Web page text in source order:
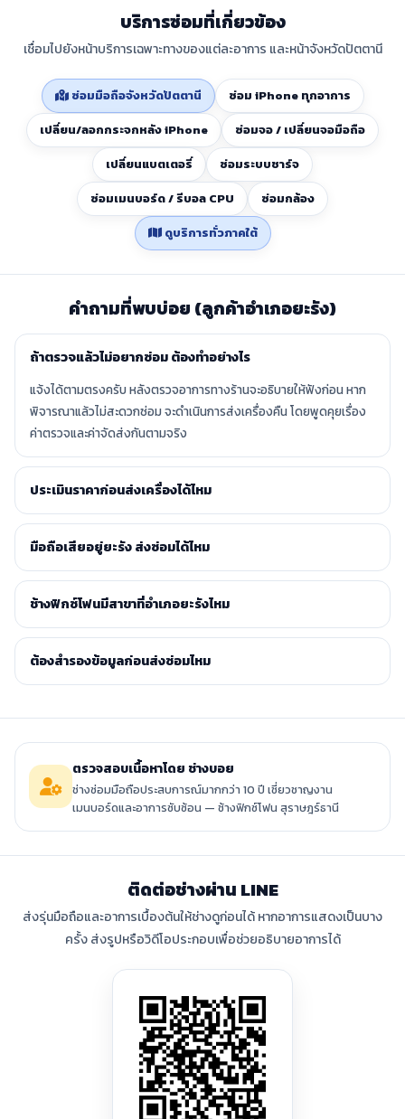
บริการซ่อมที่เกี่ยวข้อง
เชื่อมไปยังหน้าบริการเฉพาะทางของแต่ละอาการ และหน้าจังหวัดปัตตานี
ซ่อมมือถือจังหวัดปัตตานี
ซ่อม iPhone ทุกอาการ
เปลี่ยน/ลอกกระจกหลัง iPhone
ซ่อมจอ / เปลี่ยนจอมือถือ
เปลี่ยนแบตเตอรี่
ซ่อมระบบชาร์จ
ซ่อมเมนบอร์ด / รีบอล CPU
ซ่อมกล้อง
ดูบริการทั่วภาคใต้
คำถามที่พบบ่อย (ลูกค้าอำเภอยะรัง)
ถ้าตรวจแล้วไม่อยากซ่อม ต้องทำอย่างไร
แจ้งได้ตามตรงครับ หลังตรวจอาการทางร้านจะอธิบายให้ฟังก่อน หาก
พิจารณาแล้วไม่สะดวกซ่อม จะดำเนินการส่งเครื่องคืน โดยพูดคุยเรื่อง
ค่าตรวจและค่าจัดส่งกันตามจริง
ประเมินราคาก่อนส่งเครื่องได้ไหม
มือถือเสียอยู่ยะรัง ส่งซ่อมได้ไหม
ช้างฟิกซ์โฟนมีสาขาที่อำเภอยะรังไหม
ต้องสำรองข้อมูลก่อนส่งซ่อมไหม
ตรวจสอบเนื้อหาโดย ช่างบอย
ช่างซ่อมมือถือประสบการณ์มากกว่า 10 ปี เชี่ยวชาญงาน
เมนบอร์ดและอาการซับซ้อน — ช้างฟิกซ์โฟน สุราษฎร์ธานี
ติดต่อช่างผ่าน LINE
ส่งรุ่นมือถือและอาการเบื้องต้นให้ช่างดูก่อนได้ หากอาการแสดงเป็นบาง
ครั้ง ส่งรูปหรือวิดีโอประกอบเพื่อช่วยอธิบายอาการได้